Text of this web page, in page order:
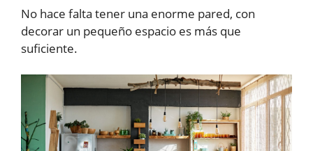
No hace falta tener una enorme pared, con
decorar un pequeño espacio es más que
suficiente.